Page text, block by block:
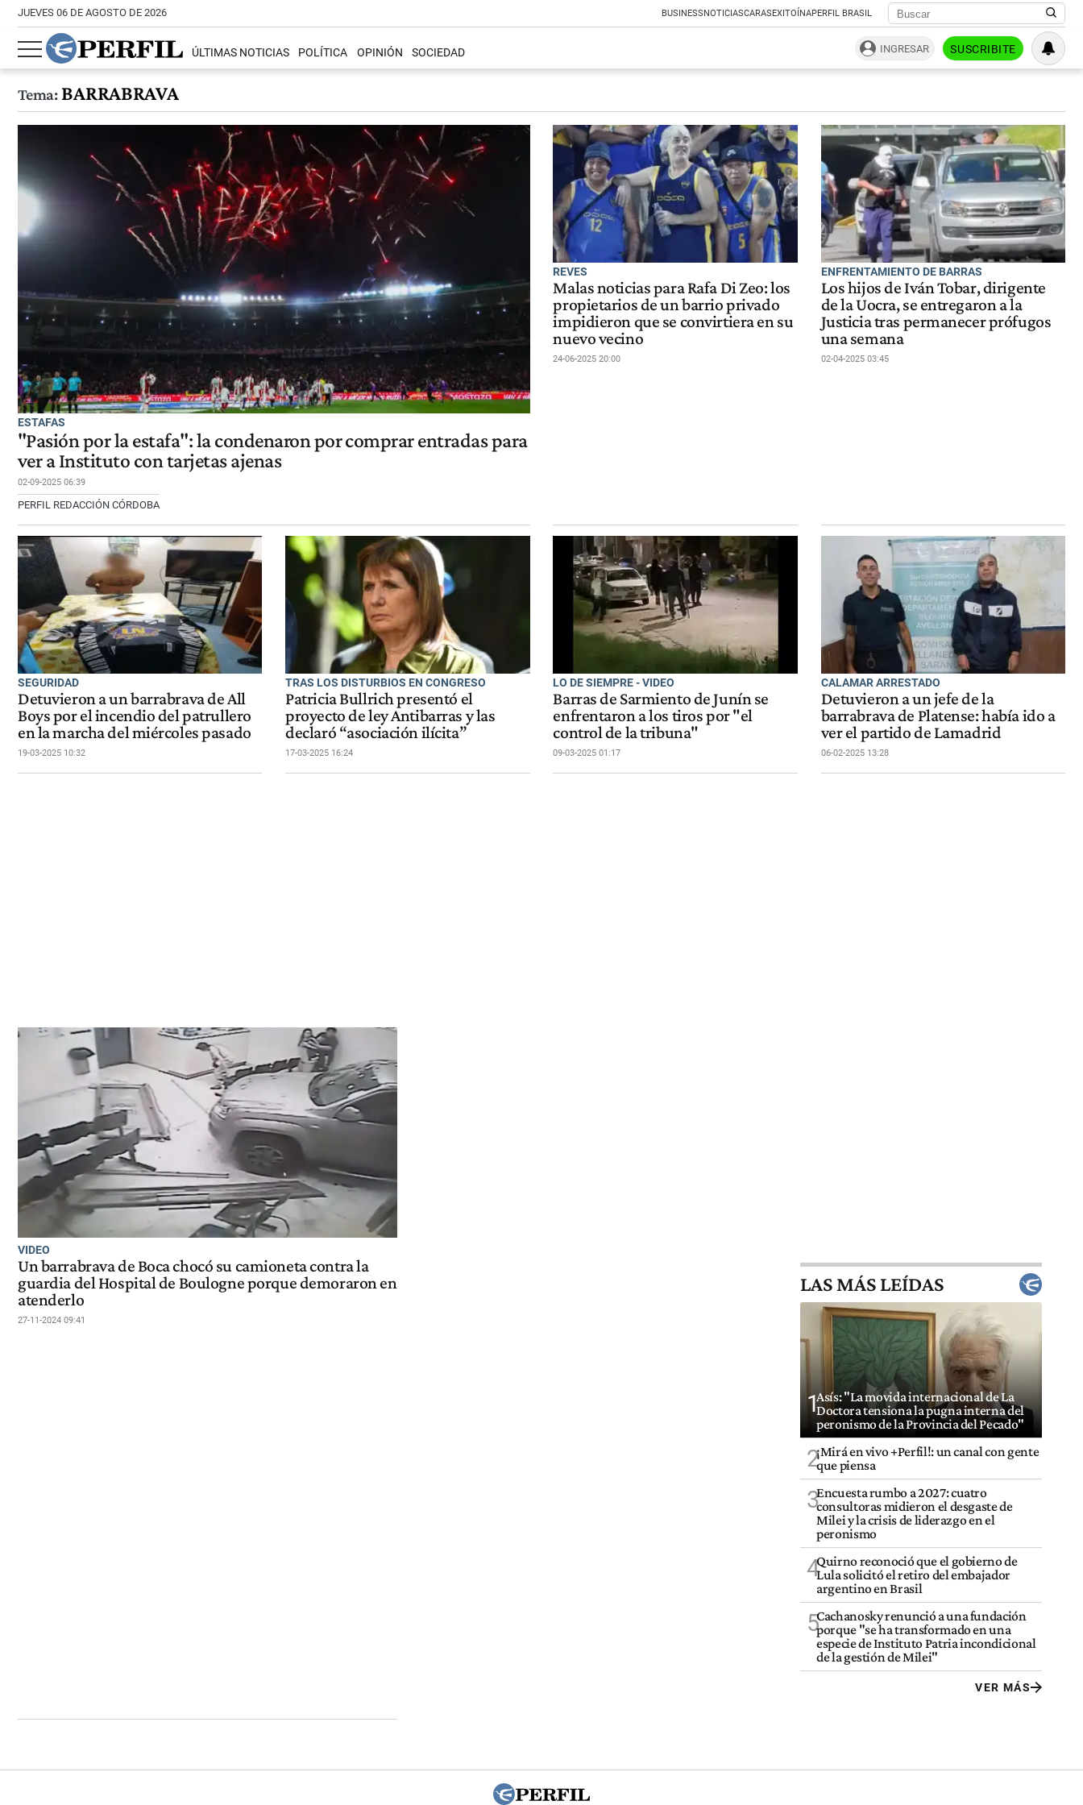
JUEVES 06 DE AGOSTO DE 2026 BUSINESSNOTICIASCARASEXITOÍNAPERFIL BRASIL
ÚLTIMAS NOTICIAS POLÍTICA OPINIÓN SOCIEDAD INGRESAR SUSCRIBITE
Tema:BARRABRAVA
ESTAFAS
"Pasión por la estafa": la condenaron por comprar entradas para
ver a Instituto con tarjetas ajenas
02-09-2025 06:39
PERFIL REDACCIÓN CÓRDOBA
REVES
Malas noticias para Rafa Di Zeo: los
propietarios de un barrio privado
impidieron que se convirtiera en su
nuevo vecino
24-06-2025 20:00
ENFRENTAMIENTO DE BARRAS
Los hijos de Iván Tobar, dirigente
de la Uocra, se entregaron a la
Justicia tras permanecer prófugos
una semana
02-04-2025 03:45
SEGURIDAD
Detuvieron a un barrabrava de All
Boys por el incendio del patrullero
en la marcha del miércoles pasado
19-03-2025 10:32
TRAS LOS DISTURBIOS EN CONGRESO
Patricia Bullrich presentó el
proyecto de ley Antibarras y las
declaró “asociación ilícita”
17-03-2025 16:24
LO DE SIEMPRE - VIDEO
Barras de Sarmiento de Junín se
enfrentaron a los tiros por "el
control de la tribuna"
09-03-2025 01:17
CALAMAR ARRESTADO
Detuvieron a un jefe de la
barrabrava de Platense: había ido a
ver el partido de Lamadrid
06-02-2025 13:28
VIDEO
Un barrabrava de Boca chocó su camioneta contra la
guardia del Hospital de Boulogne porque demoraron en
atenderlo
27-11-2024 09:41
LAS MÁS LEÍDAS
1Asís: "La movida internacional de La
Doctora tensiona la pugna interna del
peronismo de la Provincia del Pecado"
2¡Mirá en vivo +Perfil!: un canal con gente
que piensa
3Encuesta rumbo a 2027: cuatro
consultoras midieron el desgaste de
Milei y la crisis de liderazgo en el
peronismo
4Quirno reconoció que el gobierno de
Lula solicitó el retiro del embajador
argentino en Brasil
5Cachanosky renunció a una fundación
porque "se ha transformado en una
especie de Instituto Patria incondicional
de la gestión de Milei"
VER MÁS